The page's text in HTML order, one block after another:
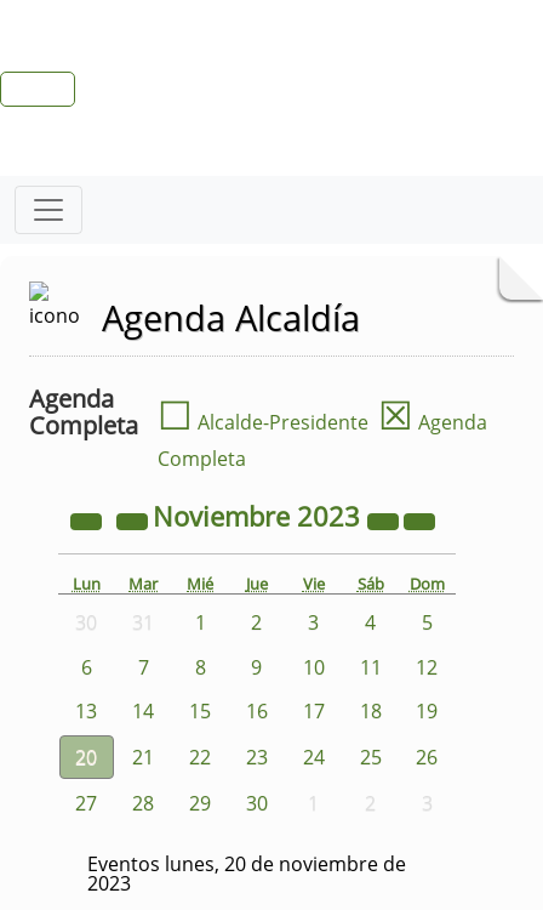
Agenda Alcaldía
Agenda
Completa
☐ Alcalde-Presidente ☒ Agenda
Completa
Noviembre 2023
Lun Mar Mié Jue Vie Sáb Dom
30 31 1 2 3 4
5
6
7 8 9 10 11
12
13
14 15 16 17 18
19
20
21 22 23 24 25
26
27
28 29 30 1 2 3
Eventos lunes, 20 de noviembre de
2023